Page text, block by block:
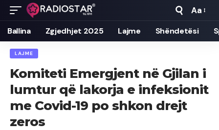
Font
Resizer
Aa
Ballina Zgjedhjet 2025 Lajme Shëndetësi
LAJME
Komiteti Emergjent në Gjilan i
lumtur që lakorja e infeksionit
me Covid-19 po shkon drejt
zeros